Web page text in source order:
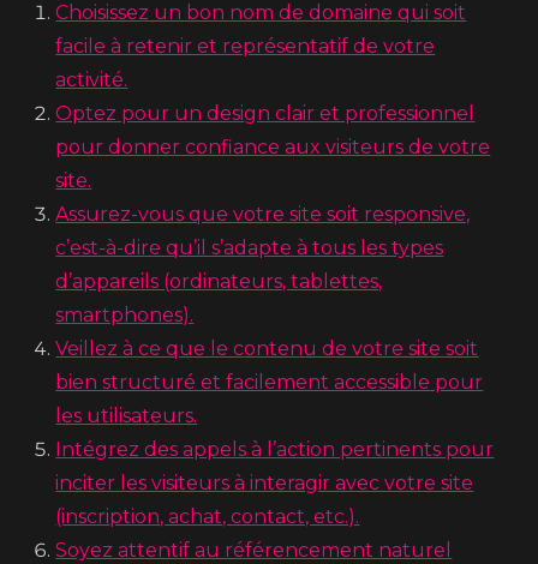
Choisissez un bon nom de domaine qui soit
facile à retenir et représentatif de votre
activité.
Optez pour un design clair et professionnel
pour donner confiance aux visiteurs de votre
site.
Assurez-vous que votre site soit responsive,
c’est-à-dire qu’il s’adapte à tous les types
d’appareils (ordinateurs, tablettes,
smartphones).
Veillez à ce que le contenu de votre site soit
bien structuré et facilement accessible pour
les utilisateurs.
Intégrez des appels à l’action pertinents pour
inciter les visiteurs à interagir avec votre site
(inscription, achat, contact, etc.).
Soyez attentif au référencement naturel